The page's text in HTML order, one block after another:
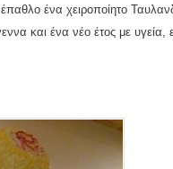
ένα χειροποίητο
και ένα νέο έτος με υγεία,